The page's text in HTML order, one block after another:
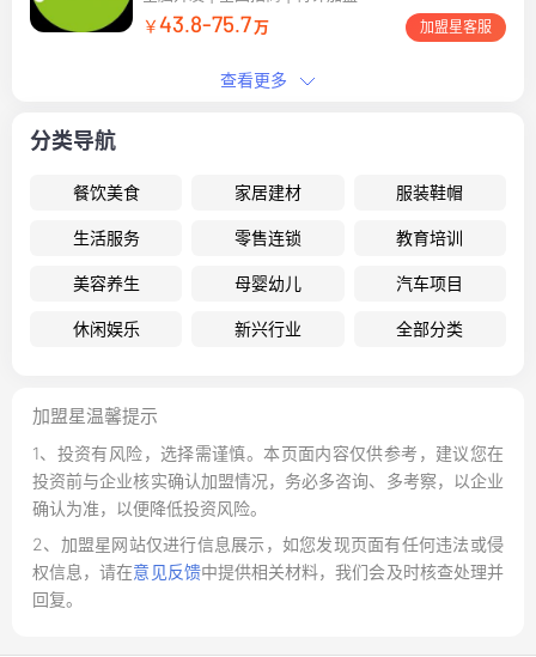
￥43.8-75.7万 加盟星客服
查看更多
分类导航
餐饮美食 家居建材 服装鞋帽
生活服务 零售连锁 教育培训
美容养生 母婴幼儿 汽车项目
休闲娱乐 新兴行业 全部分类
加盟星温馨提示
1、投资有风险，选择需谨慎。本页面内容仅供参考，建议您在
投资前与企业核实确认加盟情况，务必多咨询、多考察，以企业
确认为准，以便降低投资风险。
2、加盟星网站仅进行信息展示，如您发现页面有任何违法或侵
权信息，请在意见反馈中提供相关材料，我们会及时核查处理并
回复。